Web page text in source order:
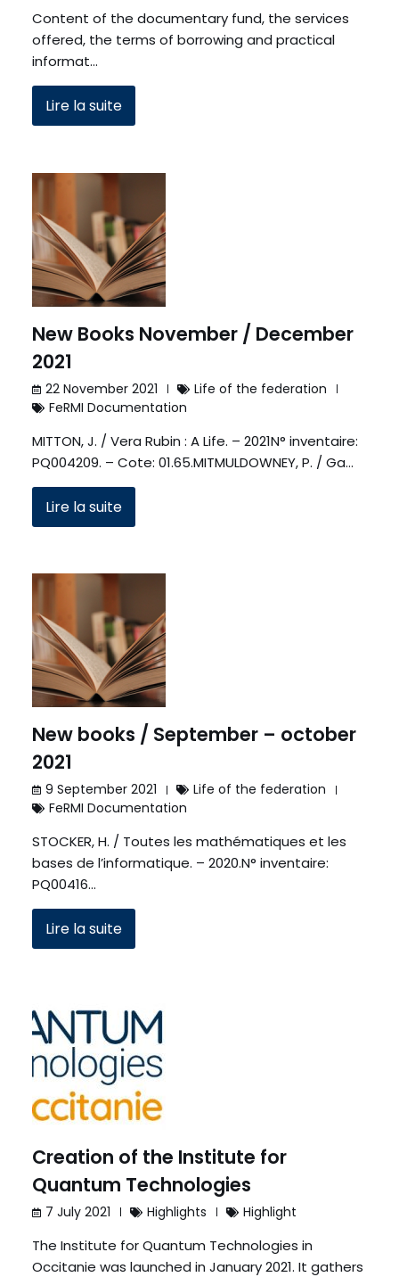
Content of the documentary fund, the services
offered, the terms of borrowing and practical
informat…
Lire la suite
New Books November / December
2021
22 November 2021
Life of the federation
FeRMI Documentation
MITTON, J. / Vera Rubin : A Life. – 2021N° inventaire:
PQ004209. – Cote: 01.65.MITMULDOWNEY, P. / Ga…
Lire la suite
New books / September – october
2021
9 September 2021
Life of the federation
FeRMI Documentation
STOCKER, H. / Toutes les mathématiques et les
bases de l’informatique. – 2020.N° inventaire:
PQ00416…
Lire la suite
Creation of the Institute for
Quantum Technologies
7 July 2021 Highlights Highlight
The Institute for Quantum Technologies in
Occitanie was launched in January 2021. It gathers